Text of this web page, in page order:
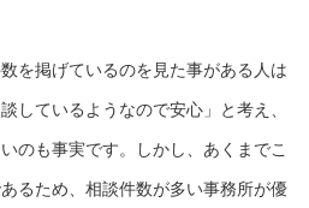
を掲げているのを見た事がある人は
しているようなので安心」と考え、
のも事実です。しかし、あくまでこ
るため、相談件数が多い事務所が優